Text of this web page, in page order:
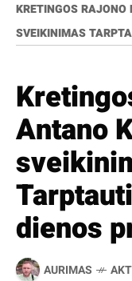
KRETINGOS
SVEIKINIMAS
Antano
dienos
AURIMAS